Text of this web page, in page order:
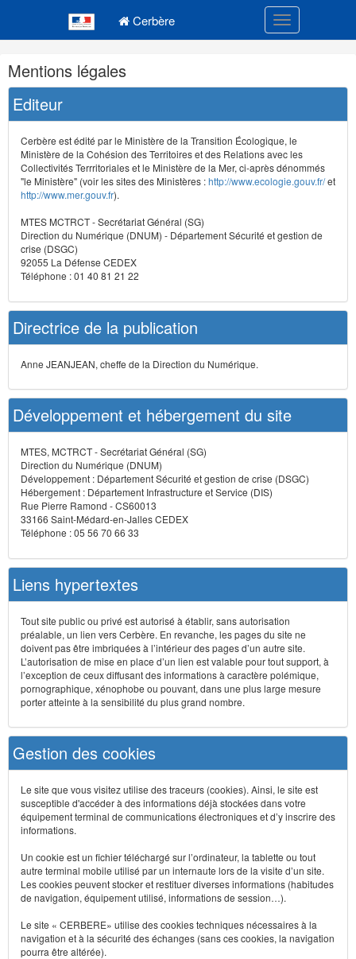
Cerbère Toggle
Navigation
et
outils
annexes
Mentions légales
Editeur
Cerbère est édité par le Ministère de la Transition Écologique, le
Ministère de la Cohésion des Territoires et des Relations avec les
Collectivités Terrritoriales et le Ministère de la Mer, ci-après dénommés
"le Ministère" (voir les sites des Ministères :http://www.ecologie.gouv.fr/et
http://www.mer.gouv.fr).
MTES MCTRCT - Secrétariat Général (SG)
Direction du Numérique (DNUM) - Département Sécurité et gestion de
crise (DSGC)
92055 La Défense CEDEX
Téléphone : 01 40 81 21 22
Directrice de la publication
Anne JEANJEAN, cheffe de la Direction du Numérique.
Développement et hébergement du site
MTES, MCTRCT - Secrétariat Général (SG)
Direction du Numérique (DNUM)
Développement : Département Sécurité et gestion de crise (DSGC)
Hébergement : Département Infrastructure et Service (DIS)
Rue Pierre Ramond - CS60013
33166 Saint-Médard-en-Jalles CEDEX
Téléphone : 05 56 70 66 33
Liens hypertextes
Tout site public ou privé est autorisé à établir, sans autorisation
préalable, un lien vers Cerbère. En revanche, les pages du site ne
doivent pas être imbriquées à l’intérieur des pages d’un autre site.
L’autorisation de mise en place d’un lien est valable pour tout support, à
l’exception de ceux diffusant des informations à caractère polémique,
pornographique, xénophobe ou pouvant, dans une plus large mesure
porter atteinte à la sensibilité du plus grand nombre.
Gestion des cookies
Le site que vous visitez utilise des traceurs (cookies). Ainsi, le site est
susceptible d'accéder à des informations déjà stockées dans votre
équipement terminal de communications électroniques et d’y inscrire des
informations.
Un cookie est un fichier téléchargé sur l’ordinateur, la tablette ou tout
autre terminal mobile utilisé par un internaute lors de la visite d’un site.
Les cookies peuvent stocker et restituer diverses informations (habitudes
de navigation, équipement utilisé, informations de session…).
Le site « CERBERE» utilise des cookies techniques nécessaires à la
navigation et à la sécurité des échanges (sans ces cookies, la navigation
pourra être altérée).